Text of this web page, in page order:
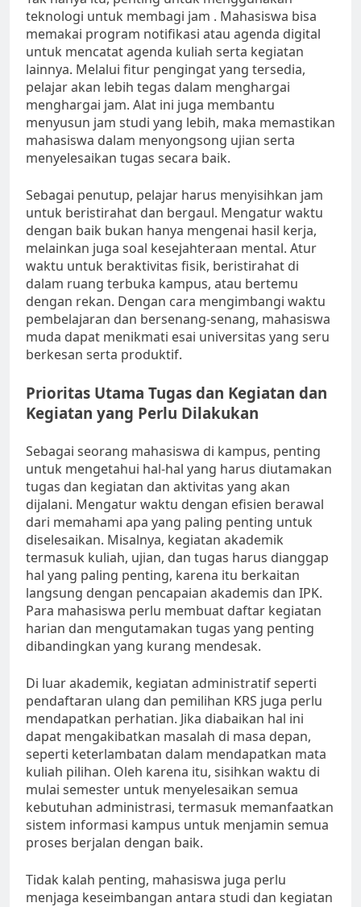
teknologi untuk membagi jam . Mahasiswa bisa
memakai program notifikasi atau agenda digital
untuk mencatat agenda kuliah serta kegiatan
lainnya. Melalui fitur pengingat yang tersedia,
pelajar akan lebih tegas dalam menghargai
menghargai jam. Alat ini juga membantu
menyusun jam studi yang lebih, maka memastikan
mahasiswa dalam menyongsong ujian serta
menyelesaikan tugas secara baik.
Sebagai penutup, pelajar harus menyisihkan jam
untuk beristirahat dan bergaul. Mengatur waktu
dengan baik bukan hanya mengenai hasil kerja,
melainkan juga soal kesejahteraan mental. Atur
waktu untuk beraktivitas fisik, beristirahat di
dalam ruang terbuka kampus, atau bertemu
dengan rekan. Dengan cara mengimbangi waktu
pembelajaran dan bersenang-senang, mahasiswa
muda dapat menikmati esai universitas yang seru
berkesan serta produktif.
Prioritas Utama Tugas dan Kegiatan dan
Kegiatan yang Perlu Dilakukan
Sebagai seorang mahasiswa di kampus, penting
untuk mengetahui hal-hal yang harus diutamakan
tugas dan kegiatan dan aktivitas yang akan
dijalani. Mengatur waktu dengan efisien berawal
dari memahami apa yang paling penting untuk
diselesaikan. Misalnya, kegiatan akademik
termasuk kuliah, ujian, dan tugas harus dianggap
hal yang paling penting, karena itu berkaitan
langsung dengan pencapaian akademis dan IPK.
Para mahasiswa perlu membuat daftar kegiatan
harian dan mengutamakan tugas yang penting
dibandingkan yang kurang mendesak.
Di luar akademik, kegiatan administratif seperti
pendaftaran ulang dan pemilihan KRS juga perlu
mendapatkan perhatian. Jika diabaikan hal ini
dapat mengakibatkan masalah di masa depan,
seperti keterlambatan dalam mendapatkan mata
kuliah pilihan. Oleh karena itu, sisihkan waktu di
mulai semester untuk menyelesaikan semua
kebutuhan administrasi, termasuk memanfaatkan
sistem informasi kampus untuk menjamin semua
proses berjalan dengan baik.
Tidak kalah penting, mahasiswa juga perlu
menjaga keseimbangan antara studi dan kegiatan